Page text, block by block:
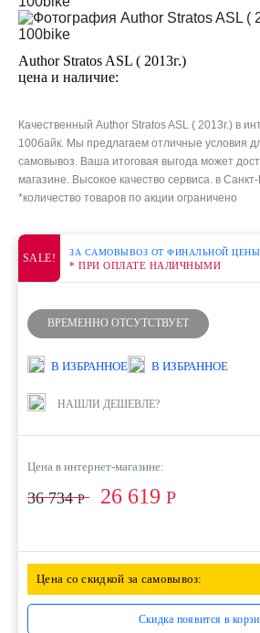
Author Stratos ASL ( 2013г.)
цена и наличие:
Качественный Author Stratos ASL ( 2013г.) в
100байк. Мы предлагаем отличные условия
самовывоз. Ваша итоговая выгода может
магазине. Высокое качество сервиса. в
*количество товаров по акции ограничено
SALE! ЗА САМОВЫВОЗ ОТ ФИНАЛЬНОЙ
* ПРИ ОПЛАТЕ НАЛИЧНЫМИ
ВРЕМЕННО ОТСУТСТВУЕТ
В ИЗБРАННОЕ В ИЗБРАННОЕ
НАШЛИ ДЕШЕВЛЕ?
Цена в интернет-магазине:
36 734Р 26 619 Р
Цена со скидкой за самовывоз:
Скидка появится в